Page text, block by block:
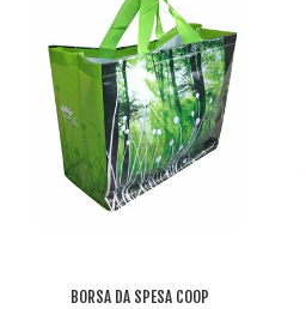
BORSA DA SPESA COOP